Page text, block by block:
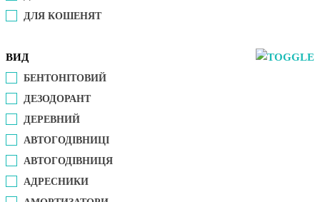
ДЛЯ КОШЕНЯТ
ВИД
БЕНТОНІТОВИЙ
ДЕЗОДОРАНТ
ДЕРЕВНИЙ
АВТОГОДІВНИЦІ
АВТОГОДІВНИЦЯ
АДРЕСНИКИ